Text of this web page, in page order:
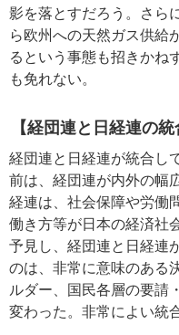
影を落とすだろう。さら
ら欧州への天然ガス供給
るという事態も招きかね
も免れない。
【経団連と日経連の統
経団連と日経連が統合し
前は、経団連が内外の幅
経連は、社会保障や労働
働き方等が日本の経済社
予見し、経団連と日経連
のは、非常に意味のある
ルダー、国民各層の要請
変わった。非常によい統